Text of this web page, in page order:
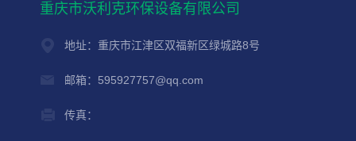
重庆市沃利克环保设备有限公司
地址：重庆市江津区双福新区绿城路8号
邮箱：595927757@qq.com
传真：